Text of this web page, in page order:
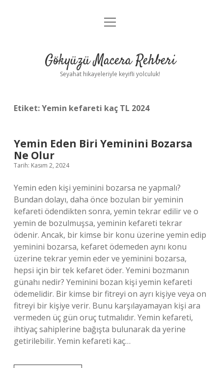
Anasayfa
Yasal Uyarı
menüyü
Gökyüzü Macera Rehberi
Seyahat hikayeleriyle keyifli yolculuk!
Etiket:Yemin kefareti kaç TL 2024
Yemin Eden Biri Yeminini Bozarsa
Ne Olur
Tarih: Kasım 2, 2024
Yemin eden kişi yeminini bozarsa ne yapmalı?
Bundan dolayı, daha önce bozulan bir yeminin
kefareti ödendikten sonra, yemin tekrar edilir ve o
yemin de bozulmuşsa, yeminin kefareti tekrar
ödenir. Ancak, bir kimse bir konu üzerine yemin edip
yeminini bozarsa, kefaret ödemeden aynı konu
üzerine tekrar yemin eder ve yeminini bozarsa,
hepsi için bir tek kefaret öder. Yemini bozmanın
günahı nedir? Yeminini bozan kişi yemin kefareti
ödemelidir. Bir kimse bir fitreyi on ayrı kişiye veya on
fitreyi bir kişiye verir. Bunu karşılayamayan kişi ara
vermeden üç gün oruç tutmalıdır. Yemin kefareti,
ihtiyaç sahiplerine bağışta bulunarak da yerine
getirilebilir. Yemin kefareti kaç…